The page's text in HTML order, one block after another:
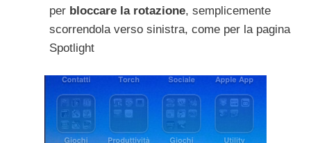
per bloccare la rotazione, semplicemente
scorrendola verso sinistra, come per la pagina
Spotlight